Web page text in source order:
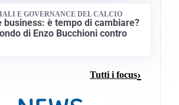
E GOVERNANCE DEL CALCIO
business: è tempo di cambiare?
di Enzo Bucchioni contro
Tutti i focus